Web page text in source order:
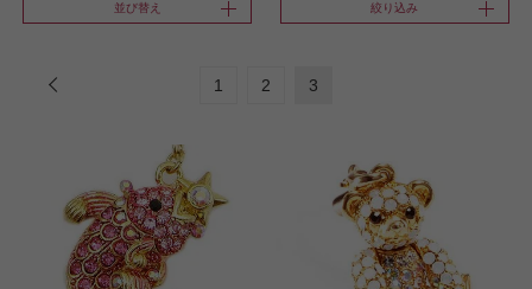
並び替え 絞り込み
1 2 3